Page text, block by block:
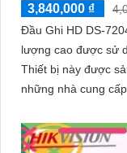
3,840,000 ₫
Đầu Ghi HD DS-
lượng cao được sử
Thiết bị này được
những nhà cung